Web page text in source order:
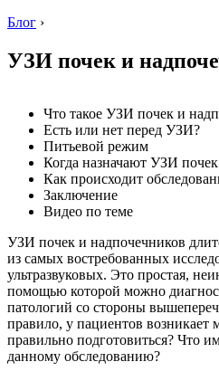
Блог ›
УЗИ почек и
Что такое УЗИ почек и
Есть или нет перед УЗИ?
Питьевой режим
Когда назначают УЗИ
Как происходит
Заключение
Видео по теме
УЗИ почек и надпочечников
из самых востребованных
ультразвуковых. Это простая,
помощью которой можно
патологий со стороны
правило, у пациентов возникает
правильно подготовиться? Что
данному обследованию?